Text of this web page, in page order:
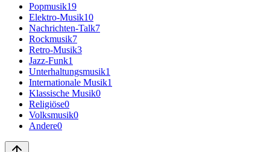
Popmusik19
Elektro-Musik10
Nachrichten-Talk7
Rockmusik7
Retro-Musik3
Jazz-Funk1
Unterhaltungsmusik1
Internationale Musik1
Klassische Musik0
Religiöse0
Volksmusik0
Andere0